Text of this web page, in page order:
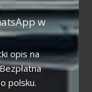
w
opis na
polsku.